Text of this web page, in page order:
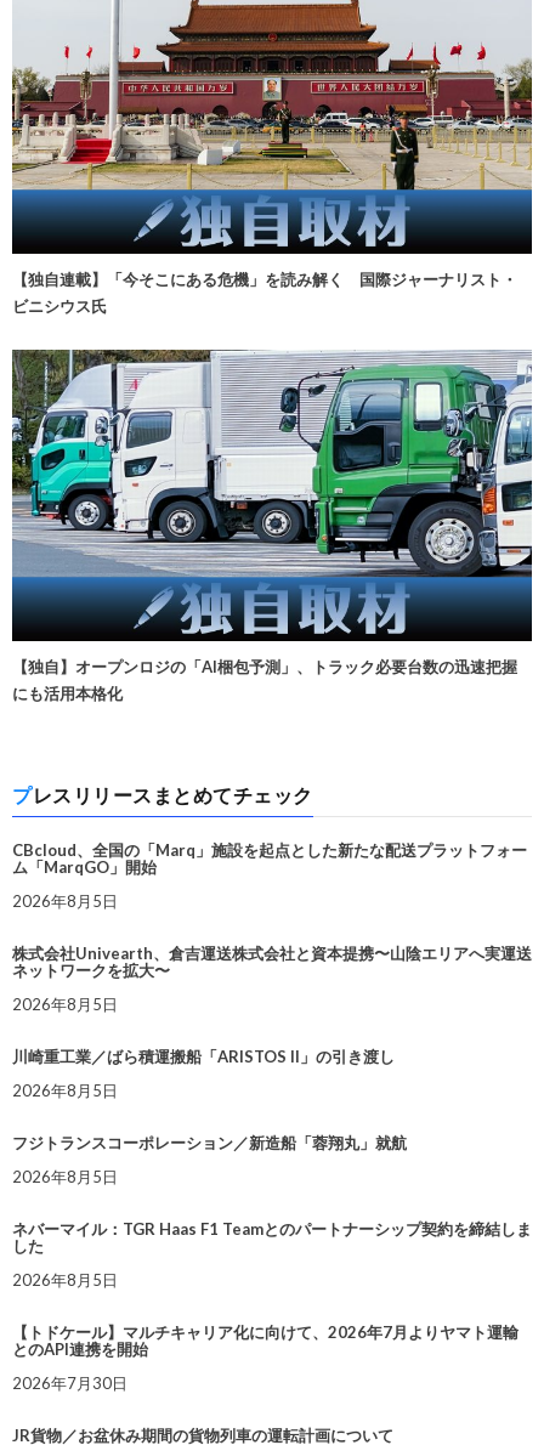
【独自連載】「今そこにある危機」を読み解く 国際ジャーナリスト・
ビニシウス氏
【独自】オープンロジの「AI梱包予測」、トラック必要台数の迅速把握
にも活用本格化
プレスリリースまとめてチェック
CBcloud、全国の「Marq」施設を起点とした新たな配送プラットフォー
ム「MarqGO」開始
2026年8月5日
株式会社Univearth、倉吉運送株式会社と資本提携〜山陰エリアへ実運送
ネットワークを拡大〜
2026年8月5日
川崎重工業／ばら積運搬船「ARISTOS II」の引き渡し
2026年8月5日
フジトランスコーポレーション／新造船「蓉翔丸」就航
2026年8月5日
ネバーマイル：TGR Haas F1 Teamとのパートナーシップ契約を締結しま
した
2026年8月5日
【トドケール】マルチキャリア化に向けて、2026年7月よりヤマト運輸
とのAPI連携を開始
2026年7月30日
JR貨物／お盆休み期間の貨物列車の運転計画について